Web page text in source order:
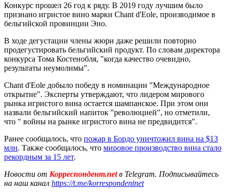
Конкурс прошел 26 год к ряду. В 2019 году лучшим было
признано игристое вино марки Chant d'Eole, производимое в
бельгийской провинции Эно.
В ходе дегустации члены жюри даже решили повторно
продегустировать бельгийский продукт. По словам директора
конкурса Тома Костенобля, "когда качество очевидно,
результаты неумолимы".
Chant d'Eole добыло победу в номинации "Международное
открытие". Эксперты утверждают, что лидером мирового
рынка игристого вина остается шампанское. При этом они
назвали бельгийский напиток "революцией", но отметили,
что " войны на рынке игристого вина не предвидится".
Ранее сообщалось, что пожар в Бордо уничтожил вина на $13
млн. Также сообщалось, что мировое производство вина стало
рекордным за 15 лет.
Новости от Корреспондент.netв Telegram. Подписывайтесь
на наш канал https://t.me/korrespondentnet